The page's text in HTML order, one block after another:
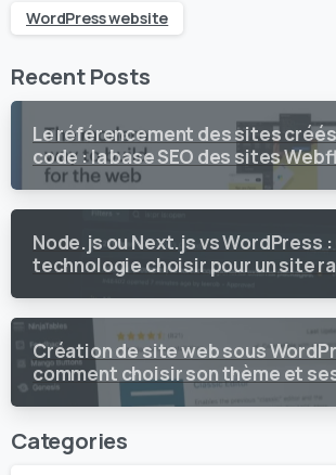
WordPress website
Recent Posts
Le référencement des sites
code : la base SEO des sites
Node.js ou Next.js vs WordPress
technologie choisir pour un site
Création de site web sous
comment choisir son thème et
?
Categories